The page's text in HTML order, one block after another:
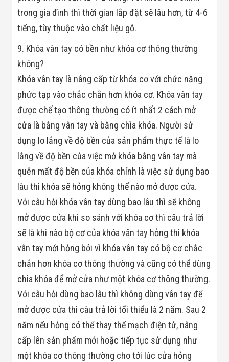
Dự Án Khối Nhà
Xưởng -
Logistics
Tin Công Nghệ
Tin Khuyến Mãi
Tin Tuyển Dụng
Liên Hệ
trong gia đình thì thời gian lắp đặt sẽ lâu hơn, từ 4-6
tiếng, tùy thuộc vào chất liệu gỗ.
9. Khóa vân tay có bền như khóa cơ thông thường
không?
Khóa vân tay là nâng cấp từ khóa cơ với chức năng
phức tạp vào chắc chắn hơn khóa cơ. Khóa vân tay
được chế tạo thông thường có ít nhất 2 cách mở
cửa là bằng vân tay và bằng chìa khóa. Người sử
dụng lo lắng về độ bền của sản phẩm thực tế là lo
lắng về độ bền của việc mở khóa bằng vân tay mà
quên mất độ bền của khóa chính là việc sử dụng bao
lâu thì khóa sẽ hỏng không thể nào mở được cửa.
Với câu hỏi khóa vân tay dùng bao lâu thì sẽ không
mở được cửa khi so sánh với khóa cơ thì câu trả lời
sẽ là khi nào bộ cơ của khóa vân tay hỏng thì khóa
vân tay mới hỏng bởi vì khóa vân tay có bộ cơ chắc
chắn hơn khóa cơ thông thường và cũng có thể dùng
chìa khóa để mở cửa như một khóa cơ thông thường.
Với câu hỏi dùng bao lâu thì không dùng vân tay để
mở được cửa thì câu trả lời tối thiểu là 2 năm. Sau 2
năm nếu hỏng có thể thay thế mạch điện tử, nâng
cấp lên sản phẩm mới hoặc tiếp tục sử dụng như
một khóa cơ thông thường cho tới lúc cửa hỏng